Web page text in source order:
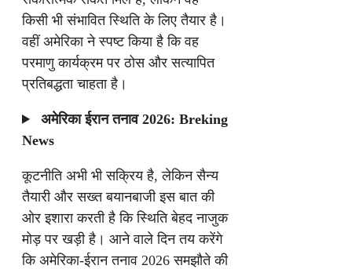
किसी भी संभावित स्थिति के लिए तैयार है।
वहीं अमेरिका ने स्पष्ट किया है कि वह
परमाणु कार्यक्रम पर ठोस और सत्यापित
प्रतिबद्धता चाहता है।
अमेरिका ईरान तनाव 2026: Breking
News
कूटनीति अभी भी सक्रिय है, लेकिन सैन्य
तैयारी और सख्त बयानबाजी इस बात की
ओर इशारा करती है कि स्थिति बेहद नाजुक
मोड़ पर खड़ी है। आने वाले दिन तय करेंगे
कि अमेरिका-ईरान तनाव 2026 समझौते की